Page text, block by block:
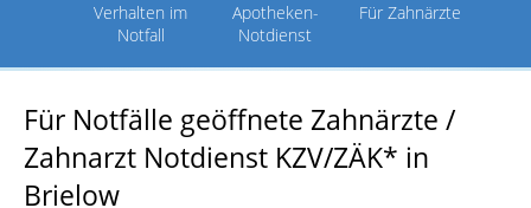
Verhalten im
Notfall
Apotheken-
Notdienst
Für Zahnärzte
Für Notfälle geöffnete Zahnärzte /
Zahnarzt Notdienst KZV/ZÄK* in
Brielow